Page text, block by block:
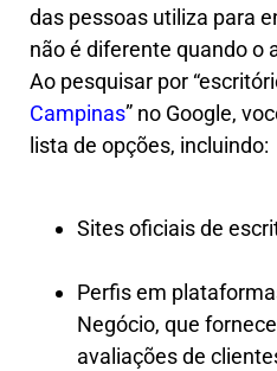
das pessoas utiliza para
não é diferente quando o
Ao pesquisar por
Campinas” no Google,
lista de opções, incluindo:
Sites oficiais de
Perfis em
Negócio, que
avaliações de